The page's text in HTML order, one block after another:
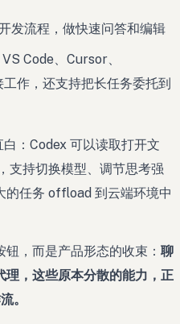
发流程，做快速问答和编辑
Code、Cursor、
作，还支持把长任务委托到
：Codex 可以读取打开文
支持切换模型、调节思考强
的任务 offload 到云端环境中
，而是产品形态的收束： 聊
理，这些原本分散的能力，正
。